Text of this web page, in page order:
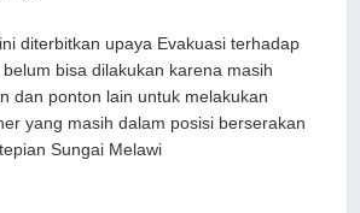
diterbitkan upaya Evakuasi terhadap
bisa dilakukan karena masih
dan ponton lain untuk melakukan
yang masih dalam posisi berserakan
Sungai Melawi